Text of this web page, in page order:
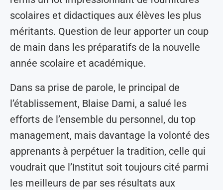
scolaires et didactiques aux élèves les plus
méritants. Question de leur apporter un coup
de main dans les préparatifs de la nouvelle
année scolaire et académique.
Dans sa prise de parole, le principal de
l’établissement, Blaise Dami, a salué les
efforts de l’ensemble du personnel, du top
management, mais davantage la volonté des
apprenants à perpétuer la tradition, celle qui
voudrait que l’Institut soit toujours cité parmi
les meilleurs de par ses résultats aux